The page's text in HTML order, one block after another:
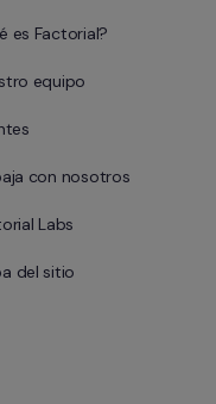
es Factorial?
equipo
con nosotros
Labs
del sitio